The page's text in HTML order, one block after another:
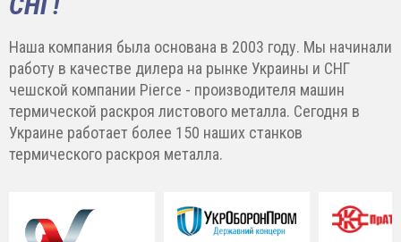
Наша компания была основана в 2003 году. Мы начинали
работу в качестве дилера на рынке Украины и СНГ
чешской компании Pierce - производителя машин
термической раскроя листового металла. Сегодня в
Украине работает более 150 наших станков
термического раскроя металла.